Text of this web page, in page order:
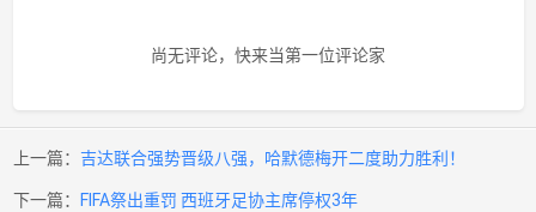
尚无评论，快来当第一位评论家
上一篇： 吉达联合强势晋级八强，哈默德梅开二度助力胜利！
下一篇： FIFA祭出重罚 西班牙足协主席停权3年